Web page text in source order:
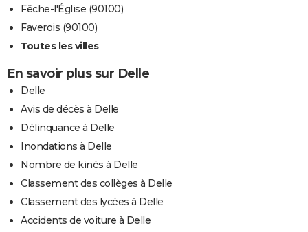
Fêche-l'Église (90100)
Faverois (90100)
Toutes les villes
En savoir plus sur Delle
Delle
Avis de décès à Delle
Délinquance à Delle
Inondations à Delle
Nombre de kinés à Delle
Classement des collèges à Delle
Classement des lycées à Delle
Accidents de voiture à Delle